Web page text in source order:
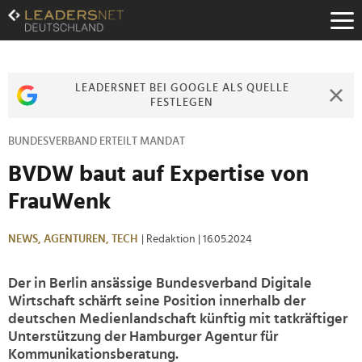
Zum
Inhalt
Zur
Zur
LEADERSNET BEI GOOGLE ALS QUELLE
FESTLEGEN
BUNDESVERBAND ERTEILT MANDAT
BVDW baut auf Expertise von
FrauWenk
NEWS, AGENTUREN, TECH | Redaktion | 16.05.2024
Der in Berlin ansässige Bundesverband Digitale
Wirtschaft schärft seine Position innerhalb der
deutschen Medienlandschaft künftig mit tatkräftiger
Unterstützung der Hamburger Agentur für
Kommunikationsberatung.